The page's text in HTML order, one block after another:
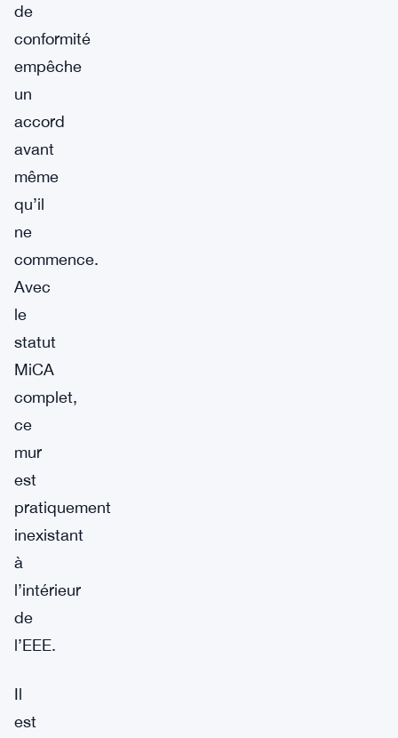
de
conformité
empêche
un
accord
avant
même
qu’il
ne
commence.
Avec
le
statut
MiCA
complet,
ce
mur
est
pratiquement
inexistant
à
l’intérieur
de
l’EEE.
Il
est